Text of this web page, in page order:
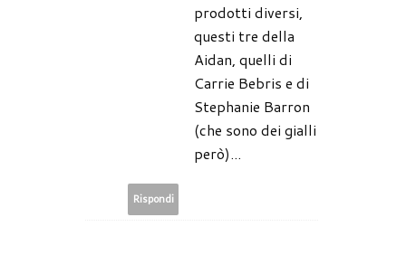
prodotti diversi,
questi tre della
Aidan, quelli di
Carrie Bebris e di
Stephanie Barron
(che sono dei gialli
però)...
Rispondi